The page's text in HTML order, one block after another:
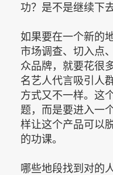
功？是不是继续下
如果要在一个新的
市场调查、切入点
众品牌，就要花很
名艺人代言吸引人
方式又不一样。这
题，而是要进入一
样让这个产品可以
的功课。
哪些地段找到对的人